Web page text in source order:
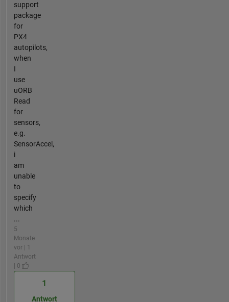
support
package
for
PX4
autopilots,
when
I
use
uORB
Read
for
sensors,
e.g.
SensorAccel,
i
am
unable
to
specify
which
...
5
Monate
vor | 1
Antwort
| 0
1
Antwort